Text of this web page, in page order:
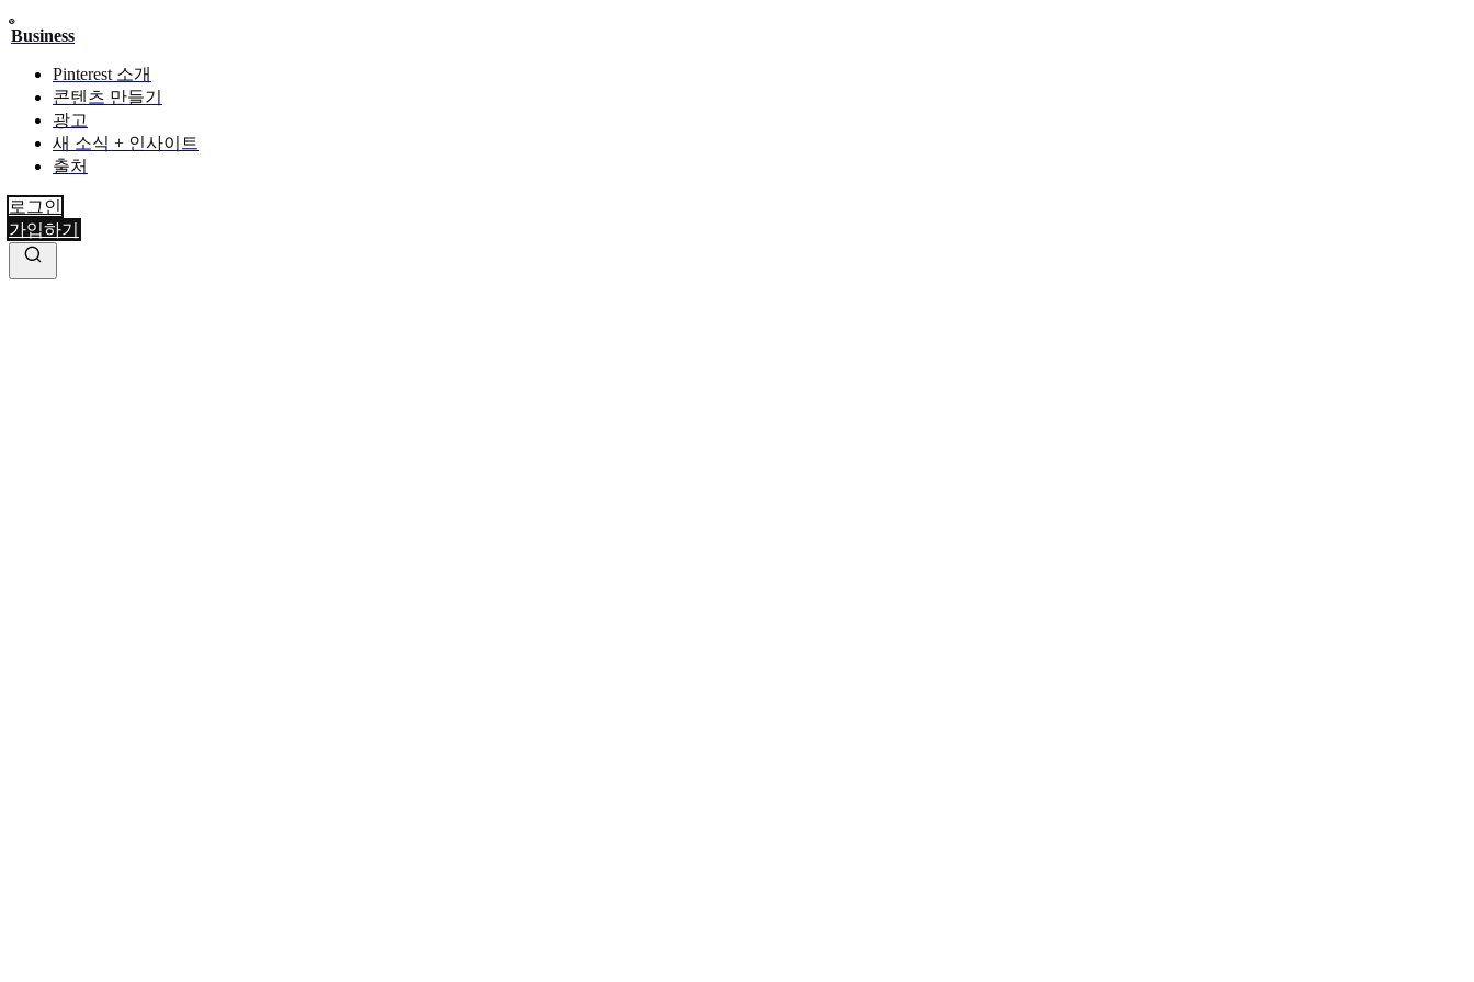
Business
Pinterest 소개
콘텐츠 만들기
광고
새 소식 + 인사이트
출처
로그인
가입하기